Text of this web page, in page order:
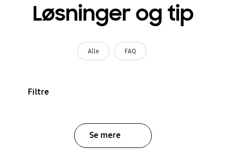
Løsninger og tip
Alle FAQ
Filtre
Se mere